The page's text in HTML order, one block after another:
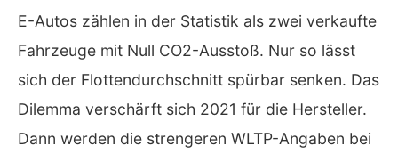
E-Autos zählen in der Statistik als zwei verkaufte
Fahrzeuge mit Null CO2-Ausstoß. Nur so lässt
sich der Flottendurchschnitt spürbar senken. Das
Dilemma verschärft sich 2021 für die Hersteller.
Dann werden die strengeren WLTP-Angaben bei